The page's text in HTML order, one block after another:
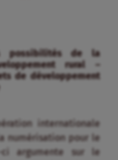
possibilités de la
rural –
de développement
internationale
numérisation pour le
ci argumente sur le